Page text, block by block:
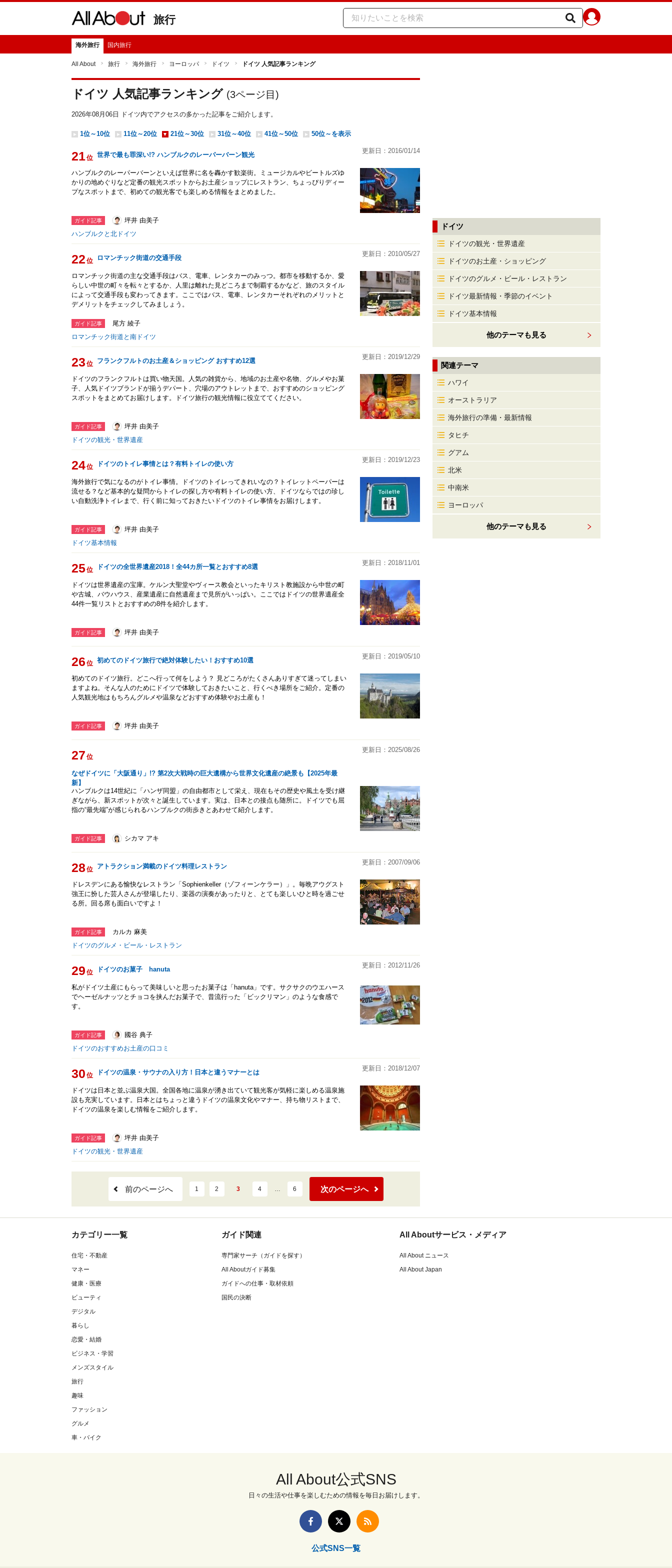
旅行
海外旅行 国内旅行
All About 旅行 海外旅行 ヨーロッパ ドイツ ドイツ 人気記事ランキング
ドイツ 人気記事ランキング (3ページ目)
2026年08月06日 ドイツ内でアクセスの多かった記事をご紹介します。
1位～10位 11位～20位 21位～30位 31位～40位 41位～50位 50位～を表示
21位 世界で最も罪深い!? ハンブルクのレーパーバーン観光
更新日：2016/01/14
ハンブルクのレーパーバーンといえば世界に名を轟かす歓楽街。ミュージカルやビートルズゆ
かりの地めぐりなど定番の観光スポットからお土産ショップにレストラン、ちょっぴりディー
プなスポットまで、初めての観光客でも楽しめる情報をまとめました。
ガイド記事
坪井 由美子
ハンブルクと北ドイツ
22 位 ロマンチック街道の交通手段
更新日：2010/05/27
ロマンチック街道の主な交通手段はバス、電車、レンタカーのみっつ。都市を移動するか、愛
らしい中世の町々を転々とするか、人里は離れた見どころまで制覇するかなど、旅のスタイル
によって交通手段も変わってきます。ここではバス、電車、レンタカーそれぞれのメリットと
デメリットをチェックしてみましょう。
ガイド記事
尾方 綾子
ロマンチック街道と南ドイツ
23 位 フランクフルトのお土産＆ショッピング おすすめ12選
更新日：2019/12/29
ドイツのフランクフルトは買い物天国。人気の雑貨から、地域のお土産や名物、グルメやお菓
子、人気ドイツブランドが揃うデパート、穴場のアウトレットまで、おすすめのショッピング
スポットをまとめてお届けします。ドイツ旅行の観光情報に役立ててください。
ガイド記事
坪井 由美子
ドイツの観光・世界遺産
24位 ドイツのトイレ事情とは？有料トイレの使い方
更新日：2019/12/23
海外旅行で気になるのがトイレ事情。ドイツのトイレってきれいなの？トイレットペーパーは
流せる？など基本的な疑問からトイレの探し方や有料トイレの使い方、ドイツならではの珍し
い自動洗浄トイレまで、行く前に知っておきたいドイツのトイレ事情をお届けします。
ガイド記事
坪井 由美子
ドイツ基本情報
25位 ドイツの全世界遺産2018！全44カ所一覧とおすすめ8選
更新日：2018/11/01
ドイツは世界遺産の宝庫。ケルン大聖堂やヴィース教会といったキリスト教施設から中世の町
や古城、バウハウス、産業遺産に自然遺産まで見所がいっぱい。ここではドイツの世界遺産全
44件一覧リストとおすすめの8件を紹介します。
ガイド記事 坪井 由美子
26 位 初めてのドイツ旅行で絶対体験したい！おすすめ10選
更新日：2019/05/10
初めてのドイツ旅行。どこへ行って何をしよう？ 見どころがたくさんありすぎて迷ってしまい
ますよね。そんな人のためにドイツで体験しておきたいこと、行くべき場所をご紹介。定番の
人気観光地はもちろんグルメや温泉などおすすめ体験やお土産も！
ガイド記事 坪井 由美子
27 位
なぜドイツに「大阪通り」!? 第2次大戦時の巨大遺構から世界文化遺産の絶景も【2025年最
新】
更新日：2025/08/26
ハンブルクは14世紀に「ハンザ同盟」の自由都市として栄え、現在もその歴史や風土を受け継
ぎながら、新スポットが次々と誕生しています。実は、日本との接点も随所に。ドイツでも屈
指の“最先端”が感じられるハンブルクの街歩きとあわせて紹介します。
ガイド記事 シカマ アキ
28位 アトラクション満載のドイツ料理レストラン
更新日：2007/09/06
ドレスデンにある愉快なレストラン「Sophienkeller（ゾフィーンケラー）」。毎晩アウグスト
強王に扮した芸人さんが登場したり、楽器の演奏があったりと、とても楽しいひと時を過ごせ
る所。回る席も面白いですよ！
ガイド記事
カルカ 麻美
ドイツのグルメ・ビール・レストラン
29 位 ドイツのお菓子 hanuta
更新日：2012/11/26
私がドイツ土産にもらって美味しいと思ったお菓子は「hanuta」です。サクサクのウエハース
でヘーゼルナッツとチョコを挟んだお菓子で、昔流行った「ビックリマン」のような食感で
す。
ガイド記事
國谷 典子
ドイツのおすすめお土産の口コミ
30 位 ドイツの温泉・サウナの入り方！日本と違うマナーとは
更新日：2018/12/07
ドイツは日本と並ぶ温泉大国。全国各地に温泉が湧き出ていて観光客が気軽に楽しめる温泉施
設も充実しています。日本とはちょっと違うドイツの温泉文化やマナー、持ち物リストまで、
ドイツの温泉を楽しむ情報をご紹介します。
ガイド記事
坪井 由美子
ドイツの観光・世界遺産
前のページへ 1 2 3 4 … 6 次のページへ
ドイツ
ドイツの観光・世界遺産
ドイツのお土産・ショッピング
ドイツのグルメ・ビール・レストラン
ドイツ最新情報・季節のイベント
ドイツ基本情報
他のテーマも見る
関連テーマ
ハワイ
オーストラリア
海外旅行の準備・最新情報
タヒチ
グアム
北米
中南米
ヨーロッパ
他のテーマも見る
カテゴリー一覧
住宅・不動産
マネー
健康・医療
ビューティ
デジタル
暮らし
恋愛・結婚
ビジネス・学習
メンズスタイル
旅行
趣味
ファッション
グルメ
車・バイク
ガイド関連
専門家サーチ（ガイドを探す）
All Aboutガイド募集
ガイドへの仕事・取材依頼
国民の決断
All Aboutサービス・メディア
All About ニュース
All About Japan
All About公式SNS
日々の生活や仕事を楽しむための情報を毎日お届けします。
公式SNS一覧